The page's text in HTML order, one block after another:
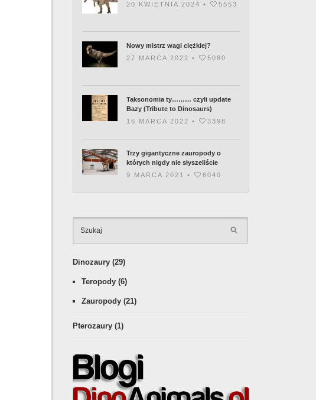
20 KWIETNIA 2024 •
5553
Nowy mistrz wagi ciężkiej?
27 MARCA 2022 •
5080
Taksonomia ty……… czyli update
Bazy (Tribute to Dinosaurs)
16 MARCA 2022 •
3398
Trzy gigantyczne zauropody o
których nigdy nie słyszeliście
9 MARCA 2021 •
6040
Dinozaury (29)
Teropody (6)
Zauropody (21)
Pterozaury (1)